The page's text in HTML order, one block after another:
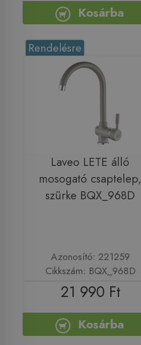
Kosárba
Rendelésre
Laveo LETE álló
mosogató csaptelep,
szürke BQX_968D
Azonosító: 221259
Cikkszám: BQX_968D
21 990 Ft
Kosárba